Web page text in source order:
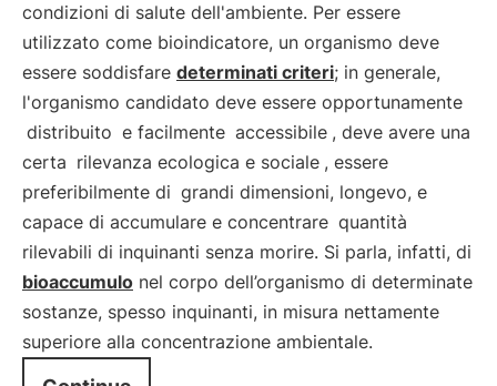
condizioni di salute dell'ambiente. Per essere
utilizzato come bioindicatore, un organismo deve
essere soddisfare determinati criteri; in generale,
l'organismo candidato deve essere opportunamente
distribuito e facilmente accessibile , deve avere una
certa rilevanza ecologica e sociale , essere
preferibilmente di grandi dimensioni, longevo, e
capace di accumulare e concentrare quantità
rilevabili di inquinanti senza morire. Si parla, infatti, di
bioaccumulo nel corpo dell’organismo di determinate
sostanze, spesso inquinanti, in misura nettamente
superiore alla concentrazione ambientale.